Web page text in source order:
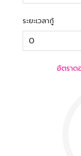
ระยะเวลากู้
อัตราด